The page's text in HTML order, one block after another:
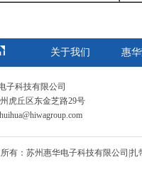
关于我们 惠
子科技有限公司
虎丘区东金芝路29号
所有：苏州惠华电子科技有限公司|